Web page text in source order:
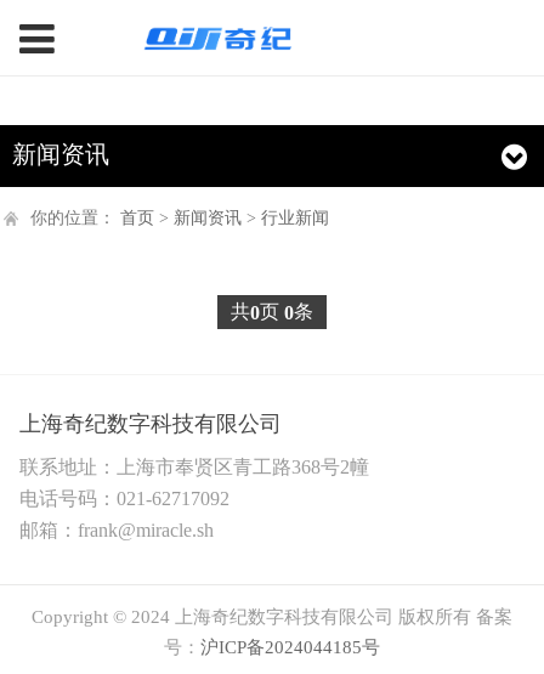
新闻资讯
你的位置：首页 > 新闻资讯 >行业新闻
共0页 0条
上海奇纪数字科技有限公司
联系地址：上海市奉贤区青工路368号2幢
电话号码：021-62717092
邮箱：frank@miracle.sh
Copyright © 2024 上海奇纪数字科技有限公司 版权所有 备案
号： 沪ICP备2024044185号